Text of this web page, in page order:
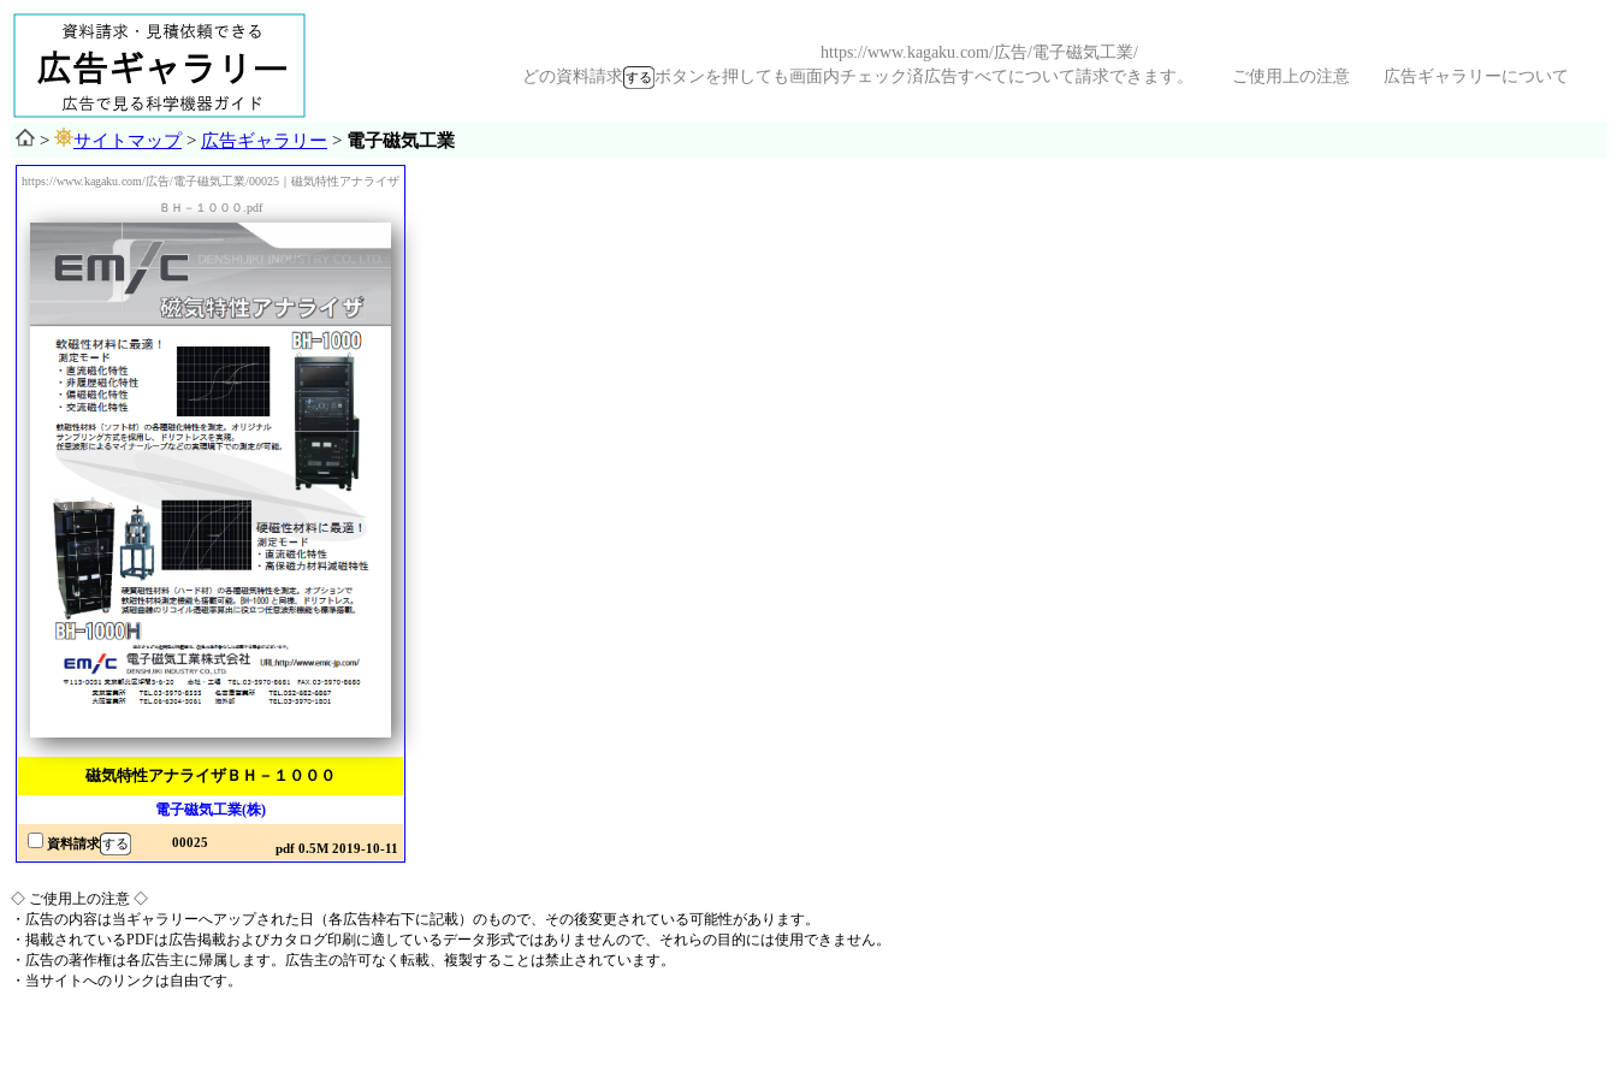
https://www.kagaku.com/広告/電子磁気工業/
どの資料請求
ボタンを押しても画面内チェック済広告すべてについて請求できます。 ご使用上の注意 広告ギャラリーについて
> サイトマップ> 広告ギャラリー > 電子磁気工業
https://www.kagaku.com/広告/電子磁気工業/00025｜磁気特性アナライザ
ＢＨ－１０００.pdf
磁気特性アナライザＢＨ－１０００
電子磁気工業(株)
資料請求 00025 pdf 0.5M 2019-10-11
◇ ご使用上の注意 ◇
・広告の内容は当ギャラリーへアップされた日（各広告枠右下に記載）のもので、その後変更されている可能性があります。
・掲載されているPDFは広告掲載およびカタログ印刷に適しているデータ形式ではありませんので、それらの目的には使用できません。
・広告の著作権は各広告主に帰属します。広告主の許可なく転載、複製することは禁止されています。
・当サイトへのリンクは自由です。